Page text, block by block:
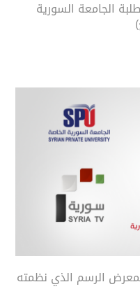
الجامعة السورية
الرسم الذي نظمته